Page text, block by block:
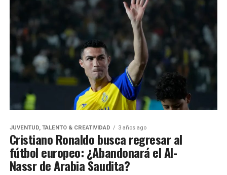
JUVENTUD, TALENTO & CREATIVIDAD 3 años ago
Cristiano Ronaldo busca regresar al
fútbol europeo: ¿Abandonará el Al-
Nassr de Arabia Saudita?